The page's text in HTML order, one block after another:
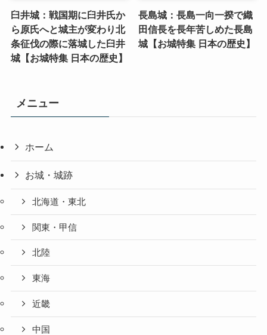
臼井城：戦国期に臼井氏か
ら原氏へと城主が変わり北
条征伐の際に落城した臼井
城【お城特集 日本の歴史】
長島城：長島一向一揆で織
田信長を長年苦しめた長島
城【お城特集 日本の歴史】
メニュー
ホーム
お城・城跡
北海道・東北
関東・甲信
北陸
東海
近畿
中国